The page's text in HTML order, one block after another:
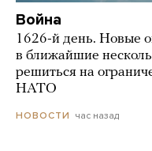
Война
1626-й день. Новые
в ближайшие
решиться на
НАТО
НОВОСТИ час назад